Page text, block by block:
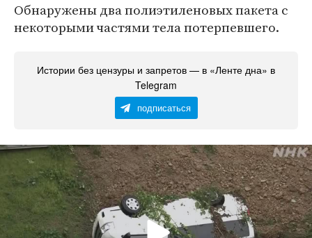
Обнаружены два полиэтиленовых пакета с
некоторыми частями тела потерпевшего.
Истории без цензуры и запретов — в «Ленте дна» в
Telegram
подписаться